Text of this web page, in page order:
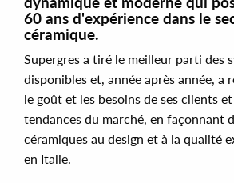
60 ans d'expérience dans le
céramique.
Supergres a tiré le meilleur parti des
disponibles et, année après année, a
le goût et les besoins de ses clients
tendances du marché, en façonnant
céramiques au design et à la qualité
en Italie.